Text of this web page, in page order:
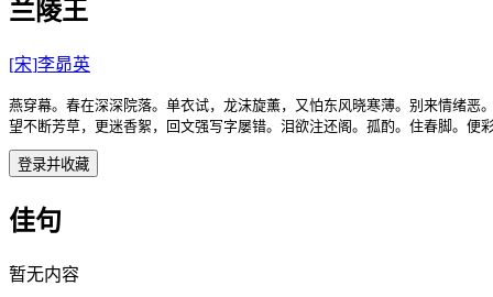
兰陵王
[宋]李昴英
燕穿幕。春在深深院落。单衣试，龙沫旋薰，又怕东风晓寒薄。别来情绪
望不断芳草，更迷香絮，回文强写字屡错。泪欲注还阁。孤酌。住春脚。
登录并收藏
佳句
暂无内容